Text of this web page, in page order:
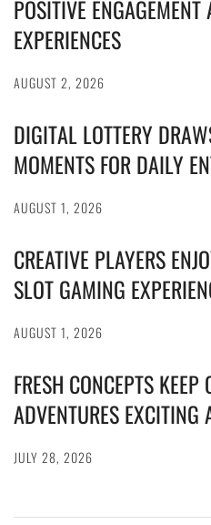
POSITIVE ENGAGEMENT
EXPERIENCES
AUGUST 2, 2026
DIGITAL LOTTERY
MOMENTS FOR DAILY
AUGUST 1, 2026
CREATIVE PLAYERS
SLOT GAMING
AUGUST 1, 2026
FRESH CONCEPTS KEEP
ADVENTURES EXCITING
JULY 28, 2026